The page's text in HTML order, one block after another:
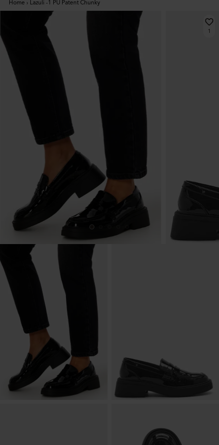
Home › Lazuli -1 PU Patent Chunky
1